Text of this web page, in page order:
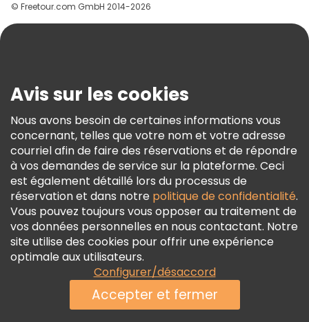
Aide
Conditions Générales Et Mentions Légales
Politique En Matière De Cookies
Freetour Prix
Programme De Fidélité
© Freetour.com GmbH 2014-2026
Avis sur les cookies
Nous avons besoin de certaines informations vous
concernant, telles que votre nom et votre adresse
courriel afin de faire des réservations et de répondre
à vos demandes de service sur la plateforme. Ceci
est également détaillé lors du processus de
réservation et dans notre politique de confidentialité.
Vous pouvez toujours vous opposer au traitement de
vos données personnelles en nous contactant. Notre
site utilise des cookies pour offrir une expérience
optimale aux utilisateurs.
Configurer/désaccord
Accepter et fermer